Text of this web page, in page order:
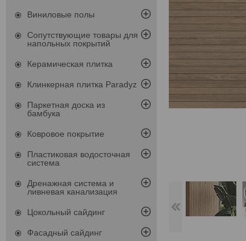
Виниловые полы
Сопутствующие товары для
напольных покрытий
Керамическая плитка
Клинкерная плитка Paradyz
Паркетная доска из
бамбука
Ковровое покрытие
Пластиковая водосточная
система
Дренажная система и
ливневая канализация
Цокольный сайдинг
Фасадный сайдинг